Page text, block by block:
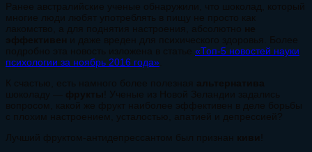
Ранее австралийские ученые обнаружили, что шоколад, который
многие люди любят употреблять в пищу не просто как
лакомство, а для поднятия настроения, абсолютно
не
эффективен
и даже вреден для психического здоровья. Более
подробно эта новость изложена в статье «Топ-5 новостей науки
психологии за ноябрь 2016 года»
К счастью, есть намного более полезная
альтернатива
шоколаду —
фрукты ! Ученые из Новой Зеландии задались
вопросом, какой же фрукт наиболее эффективен в деле борьбы
с плохим настроением, усталостью, апатией и депрессией?
Лучший фруктом-антидепрессантом был признан
киви